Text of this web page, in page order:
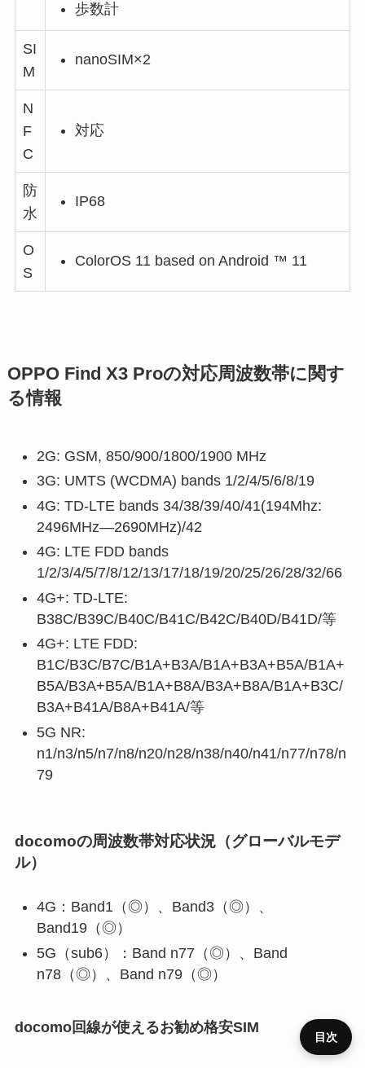
歩数計
SI
M
nanoSIM×2
N
F
C
対応
防
水
IP68
O
S
ColorOS 11 based on Android ™ 11
OPPO Find X3 Proの対応周波数帯に関す
る情報
2G: GSM, 850/900/1800/1900 MHz
3G: UMTS (WCDMA) bands 1/2/4/5/6/8/19
4G: TD-LTE bands 34/38/39/40/41(194Mhz:
2496MHz—2690MHz)/42
4G: LTE FDD bands
1/2/3/4/5/7/8/12/13/17/18/19/20/25/26/28/32/66
4G+: TD-LTE:
B38C/B39C/B40C/B41C/B42C/B40D/B41D/等
4G+: LTE FDD:
B1C/B3C/B7C/B1A+B3A/B1A+B3A+B5A/B1A+
B5A/B3A+B5A/B1A+B8A/B3A+B8A/B1A+B3C/
B3A+B41A/B8A+B41A/等
5G NR:
n1/n3/n5/n7/n8/n20/n28/n38/n40/n41/n77/n78/n
79
docomoの周波数帯対応状況（グローバルモデ
ル）
4G：Band1（◎）、Band3（◎）、
Band19（◎）
5G（sub6）：Band n77（◎）、Band
n78（◎）、Band n79（◎）
docomo回線が使えるお勧め格安SIM
目次